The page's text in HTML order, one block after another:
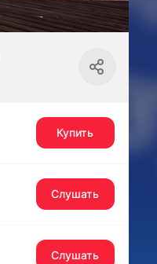
Купить
Слушать
Слушать